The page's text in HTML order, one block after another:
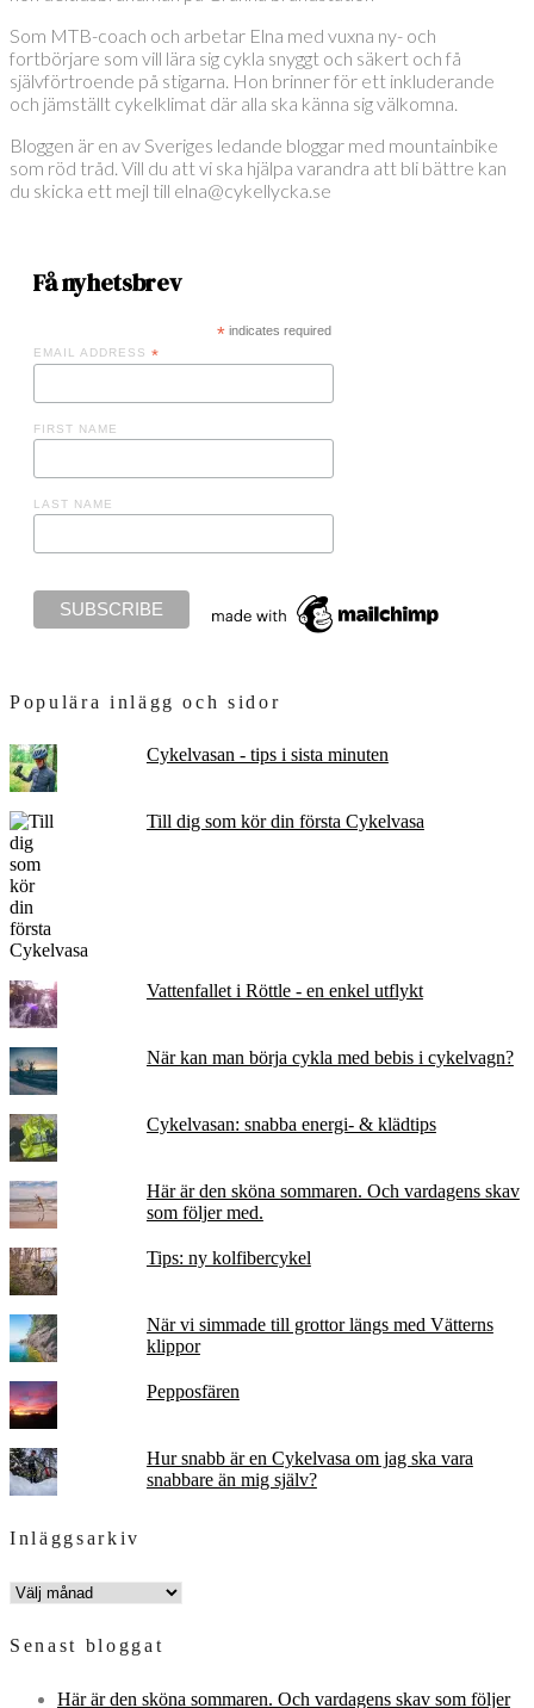
Som MTB-coach och arbetar Elna med vuxna ny- och
fortbörjare som vill lära sig cykla snyggt och säkert och få
självförtroende på stigarna. Hon brinner för ett inkluderande
och jämställt cykelklimat där alla ska känna sig välkomna.
Bloggen är en av Sveriges ledande bloggar med mountainbike
som röd tråd. Vill du att vi ska hjälpa varandra att bli bättre kan
du skicka ett mejl till elna@cykellycka.se
Få nyhetsbrev
*indicates required
EMAIL ADDRESS *
FIRST NAME
LAST NAME
Populära inlägg och sidor
Cykelvasan - tips i sista minuten
Till dig som kör din första Cykelvasa
Vattenfallet i Röttle - en enkel utflykt
När kan man börja cykla med bebis i cykelvagn?
Cykelvasan: snabba energi- & klädtips
Här är den sköna sommaren. Och vardagens skav
som följer med.
Tips: ny kolfibercykel
När vi simmade till grottor längs med Vätterns
klippor
Pepposfären
Hur snabb är en Cykelvasa om jag ska vara
snabbare än mig själv?
Inläggsarkiv
INLÄGGSARKIV
Senast bloggat
Här är den sköna sommaren. Och vardagens skav som följer